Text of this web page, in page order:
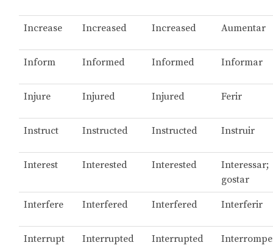
Increase Increased Increased Aumentar
Inform Informed Informed Informar
Injure Injured Injured Ferir
Instruct Instructed Instructed Instruir
Interest Interested Interested
Interessar;
gostar
Interfere Interfered Interfered Interferir
Interrupt Interrupted Interrupted